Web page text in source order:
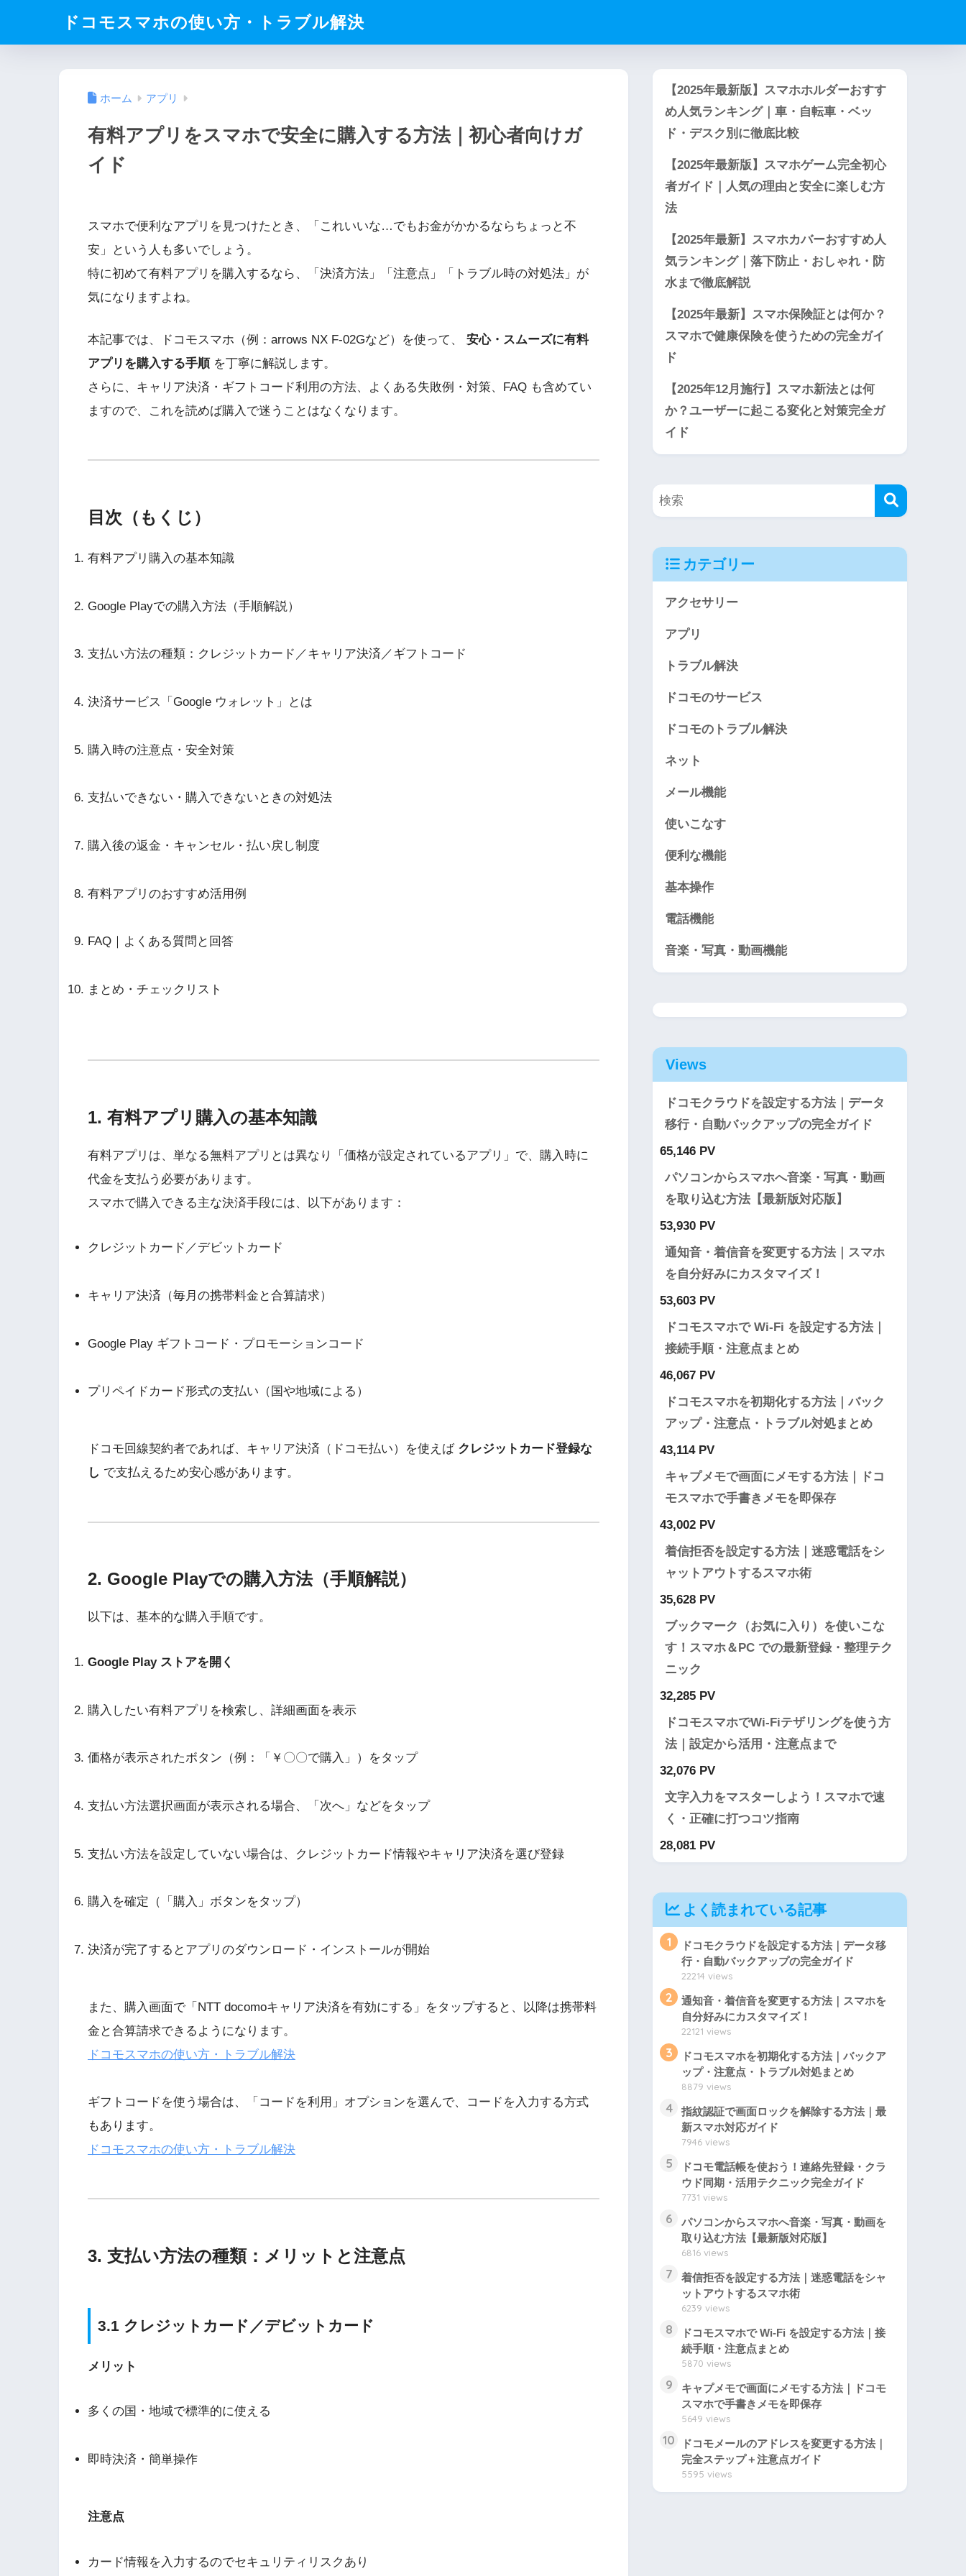
ドコモスマホの使い方・トラブル解決
ホーム アプリ
有料アプリをスマホで安全に購入する方法｜初心者向けガ
イド
スマホで便利なアプリを見つけたとき、「これいいな…でもお金がかかるならちょっと不
安」という人も多いでしょう。
特に初めて有料アプリを購入するなら、「決済方法」「注意点」「トラブル時の対処法」が
気になりますよね。
本記事では、ドコモスマホ（例：arrows NX F-02Gなど）を使って、 安心・スムーズに有料
アプリを購入する手順を丁寧に解説します。
さらに、キャリア決済・ギフトコード利用の方法、よくある失敗例・対策、FAQ も含めてい
ますので、これを読めば購入で迷うことはなくなります。
目次（もくじ）
有料アプリ購入の基本知識
Google Playでの購入方法（手順解説）
支払い方法の種類：クレジットカード／キャリア決済／ギフトコード
決済サービス「Google ウォレット」とは
購入時の注意点・安全対策
支払いできない・購入できないときの対処法
購入後の返金・キャンセル・払い戻し制度
有料アプリのおすすめ活用例
FAQ｜よくある質問と回答
まとめ・チェックリスト
1. 有料アプリ購入の基本知識
有料アプリは、単なる無料アプリとは異なり「価格が設定されているアプリ」で、購入時に
代金を支払う必要があります。
スマホで購入できる主な決済手段には、以下があります：
クレジットカード／デビットカード
キャリア決済（毎月の携帯料金と合算請求）
Google Play ギフトコード・プロモーションコード
プリペイドカード形式の支払い（国や地域による）
ドコモ回線契約者であれば、キャリア決済（ドコモ払い）を使えば クレジットカード登録な
し で支払えるため安心感があります。
2. Google Playでの購入方法（手順解説）
以下は、基本的な購入手順です。
Google Play ストアを開く
購入したい有料アプリを検索し、詳細画面を表示
価格が表示されたボタン（例：「￥〇〇で購入」）をタップ
支払い方法選択画面が表示される場合、「次へ」などをタップ
支払い方法を設定していない場合は、クレジットカード情報やキャリア決済を選び登録
購入を確定（「購入」ボタンをタップ）
決済が完了するとアプリのダウンロード・インストールが開始
また、購入画面で「NTT docomoキャリア決済を有効にする」をタップすると、以降は携帯料
金と合算請求できるようになります。
ドコモスマホの使い方・トラブル解決
ギフトコードを使う場合は、「コードを利用」オプションを選んで、コードを入力する方式
もあります。
ドコモスマホの使い方・トラブル解決
3. 支払い方法の種類：メリットと注意点
3.1 クレジットカード／デビットカード
メリット
多くの国・地域で標準的に使える
即時決済・簡単操作
注意点
カード情報を入力するのでセキュリティリスクあり
【2025年最新版】スマホホルダーおすす
め人気ランキング｜車・自転車・ベッ
ド・デスク別に徹底比較
【2025年最新版】スマホゲーム完全初心
者ガイド｜人気の理由と安全に楽しむ方
法
【2025年最新】スマホカバーおすすめ人
気ランキング｜落下防止・おしゃれ・防
水まで徹底解説
【2025年最新】スマホ保険証とは何か？
スマホで健康保険を使うための完全ガイ
ド
【2025年12月施行】スマホ新法とは何
か？ユーザーに起こる変化と対策完全ガ
イド
カテゴリー
アクセサリー
アプリ
トラブル解決
ドコモのサービス
ドコモのトラブル解決
ネット
メール機能
使いこなす
便利な機能
基本操作
電話機能
音楽・写真・動画機能
Views
ドコモクラウドを設定する方法｜データ
移行・自動バックアップの完全ガイド
65,146 PV
パソコンからスマホへ音楽・写真・動画
を取り込む方法【最新版対応版】
53,930 PV
通知音・着信音を変更する方法｜スマホ
を自分好みにカスタマイズ！
53,603 PV
ドコモスマホで Wi-Fi を設定する方法｜
接続手順・注意点まとめ
46,067 PV
ドコモスマホを初期化する方法｜バック
アップ・注意点・トラブル対処まとめ
43,114 PV
キャプメモで画面にメモする方法｜ドコ
モスマホで手書きメモを即保存
43,002 PV
着信拒否を設定する方法｜迷惑電話をシ
ャットアウトするスマホ術
35,628 PV
ブックマーク（お気に入り）を使いこな
す！スマホ＆PC での最新登録・整理テク
ニック
32,285 PV
ドコモスマホでWi-Fiテザリングを使う方
法｜設定から活用・注意点まで
32,076 PV
文字入力をマスターしよう！スマホで速
く・正確に打つコツ指南
28,081 PV
よく読まれている記事
1
ドコモクラウドを設定する方法｜データ移
行・自動バックアップの完全ガイド
22214 views
2
通知音・着信音を変更する方法｜スマホを
自分好みにカスタマイズ！
22121 views
3
ドコモスマホを初期化する方法｜バックア
ップ・注意点・トラブル対処まとめ
8879 views
4
指紋認証で画面ロックを解除する方法｜最
新スマホ対応ガイド
7946 views
5
ドコモ電話帳を使おう！連絡先登録・クラ
ウド同期・活用テクニック完全ガイド
7731 views
6
パソコンからスマホへ音楽・写真・動画を
取り込む方法【最新版対応版】
6816 views
7
着信拒否を設定する方法｜迷惑電話をシャ
ットアウトするスマホ術
6239 views
8
ドコモスマホで Wi-Fi を設定する方法｜接
続手順・注意点まとめ
5870 views
9
キャプメモで画面にメモする方法｜ドコモ
スマホで手書きメモを即保存
5649 views
10
ドコモメールのアドレスを変更する方法｜
完全ステップ＋注意点ガイド
5595 views